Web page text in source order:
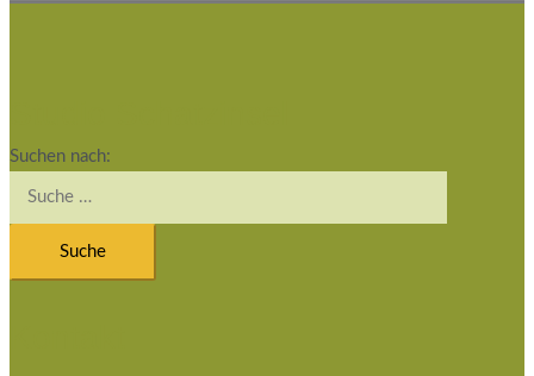
Suchen nach: